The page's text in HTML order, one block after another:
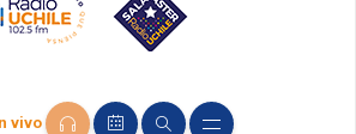
vivo